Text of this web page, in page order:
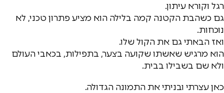
רגל וקורא עיתון.
גם כשהבת הקטנה קמה בלילה הוא מציע פתרון טכני, לא
נוכחות.
ואז הבאתי גם את הקול שלו.
הוא מרגיש שאשתו שקועה בצער, בתפילות, בכאבי העולם
ולא שם בשבילו בבית.
כאן עצרתי ובניתי את התמונה הגדולה.